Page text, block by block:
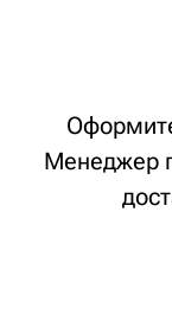
© Все объекты, размещенные на
(916) 330-16-91, info@aroma-
ХОТИТЕ С НАМИ
Напишите